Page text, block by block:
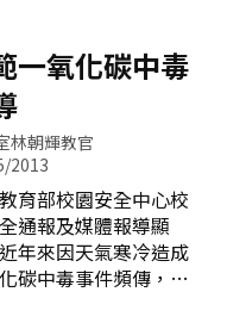
校園閱讀工作小組
行政組」研議閱讀
準，以鼓勵學生至圖
閱圖書；「推動校園
作小組&mdash;研習
理閱讀推動教師研
動校園閱讀工作小組
理閱讀博覽會、「推
閱讀工作小組
學校資訊課程，增加
光度，結合地方產
進學校社區化，99年
社區福民國小加入，
的數位機會中心，兩
合作，資源共享，成
的資訊中心，也是民
進修、分享交流的文
小位於雙崎
，為了行銷美麗的社
一氧化碳中毒
林朝輝教官
2013
育部校園安全中心校
通報及媒體報導顯
年來因天氣寒冷造成
碳中毒事件頻傳，年